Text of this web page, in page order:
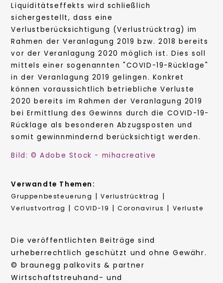
Liquiditätseffekts wird schließlich
sichergestellt, dass eine
Verlustberücksichtigung (Verlustrücktrag) im
Rahmen der Veranlagung 2019 bzw. 2018 bereits
vor der Veranlagung 2020 möglich ist. Dies soll
mittels einer sogenannten "COVID-19-Rücklage"
in der Veranlagung 2019 gelingen. Konkret
können voraussichtlich betriebliche Verluste
2020 bereits im Rahmen der Veranlagung 2019
bei Ermittlung des Gewinns durch die COVID-19-
Rücklage als besonderen Abzugsposten und
somit gewinnmindernd berücksichtigt werden.
Bild: © Adobe Stock - mihacreative
Verwandte Themen:
Gruppenbesteuerung |Verlustrücktrag |
Verlustvortrag | COVID-19 |Coronavirus | Verluste
Die veröffentlichten Beiträge sind
urheberrechtlich geschützt und ohne Gewähr.
© braunegg palkovits & partner
Wirtschaftstreuhand- und